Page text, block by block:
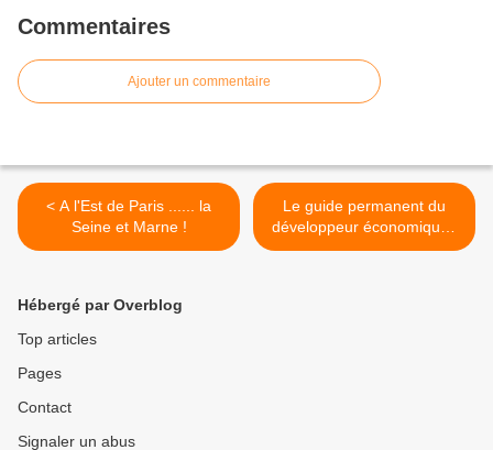
Commentaires
Ajouter un commentaire
< A l'Est de Paris ...... la
Seine et Marne !
Le guide permanent du
développeur économique :
parution >
Hébergé par Overblog
Top articles
Pages
Contact
Signaler un abus